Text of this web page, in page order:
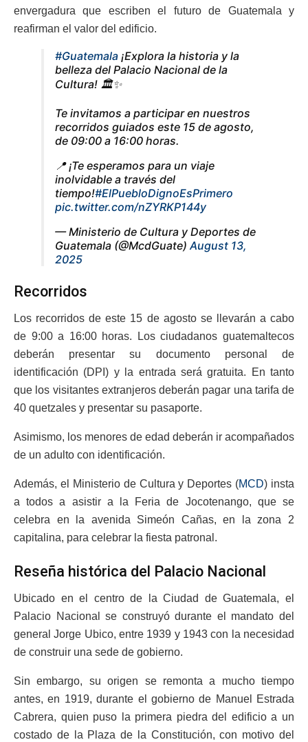
envergadura que escriben el futuro de Guatemala y
reafirman el valor del edificio.
#Guatemala ¡Explora la historia y la
belleza del Palacio Nacional de la
Cultura! 🏛️✨
Te invitamos a participar en nuestros
recorridos guiados este 15 de agosto,
de 09:00 a 16:00 horas.
📍 ¡Te esperamos para un viaje
inolvidable a través del
tiempo!#ElPuebloDignoEsPrimero
pic.twitter.com/nZYRKP144y
— Ministerio de Cultura y Deportes de
Guatemala (@McdGuate)August 13,
2025
Recorridos
Los recorridos de este 15 de agosto se llevarán a cabo
de 9:00 a 16:00 horas. Los ciudadanos guatemaltecos
deberán presentar su documento personal de
identificación (DPI) y la entrada será gratuita. En tanto
que los visitantes extranjeros deberán pagar una tarifa de
40 quetzales y presentar su pasaporte.
Asimismo, los menores de edad deberán ir acompañados
de un adulto con identificación.
Además, el Ministerio de Cultura y Deportes (MCD) insta
a todos a asistir a la Feria de Jocotenango, que se
celebra en la avenida Simeón Cañas, en la zona 2
capitalina, para celebrar la fiesta patronal.
Reseña histórica del Palacio Nacional
Ubicado en el centro de la Ciudad de Guatemala, el
Palacio Nacional se construyó durante el mandato del
general Jorge Ubico, entre 1939 y 1943 con la necesidad
de construir una sede de gobierno.
Sin embargo, su origen se remonta a mucho tiempo
antes, en 1919, durante el gobierno de Manuel Estrada
Cabrera, quien puso la primera piedra del edificio a un
costado de la Plaza de la Constitución, con motivo del